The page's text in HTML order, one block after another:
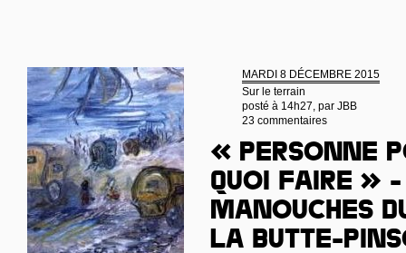
MARDI 8 DÉCEMBRE 2015
Sur le terrain
posté à 14h27, par JBB
23 commentaires
« Personne
quoi faire » -
manouches
la Butte-